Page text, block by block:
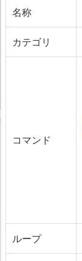
名称
カテゴリ
コマンド
ループ